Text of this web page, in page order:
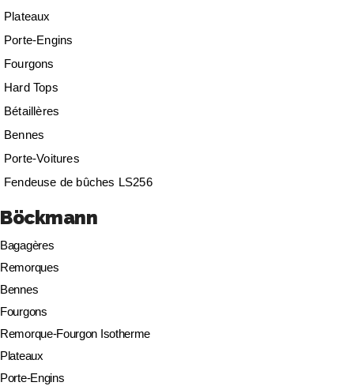
Plateaux
Porte-Engins
Fourgons
Hard Tops
Bétaillères
Bennes
Porte-Voitures
Fendeuse de bûches LS256
Böckmann
Bagagères
Remorques
Bennes
Fourgons
Remorque-Fourgon Isotherme
Plateaux
Porte-Engins